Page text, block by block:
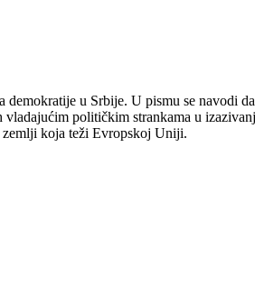
u Srbije. U pismu se navodi
političkim strankama u
zemlji koja teži Evropskoj Uniji.